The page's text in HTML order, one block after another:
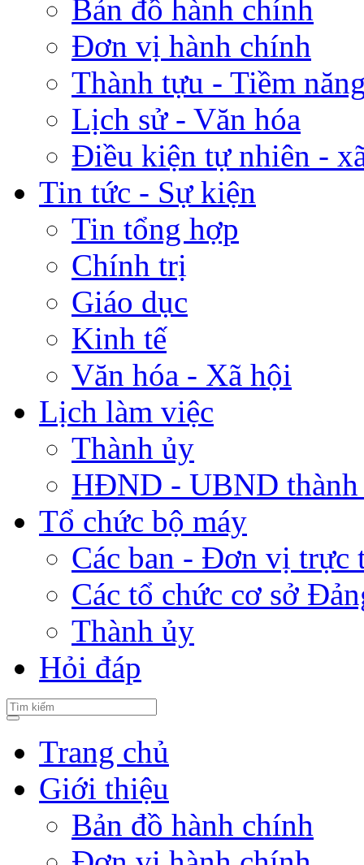
Bản đồ hành chính
Đơn vị hành chính
Thành tựu - Tiềm
Lịch sử - Văn hóa
Điều kiện tự nhiên -
Tin tức - Sự kiện
Tin tổng hợp
Chính trị
Giáo dục
Kinh tế
Văn hóa - Xã hội
Lịch làm việc
Thành ủy
HĐND - UBND thành
Tổ chức bộ máy
Các ban - Đơn vị trực
Các tổ chức cơ sở
Thành ủy
Hỏi đáp
Trang chủ
Giới thiệu
Bản đồ hành chính